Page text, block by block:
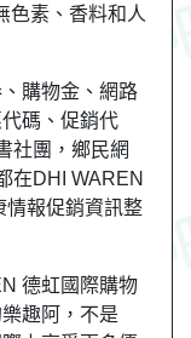
色素、香料和人
購物金、網路
碼、促銷代
社團，鄉民網
在DHI WAREN
情報促銷資訊整
德虹國際購物
趣阿，不是